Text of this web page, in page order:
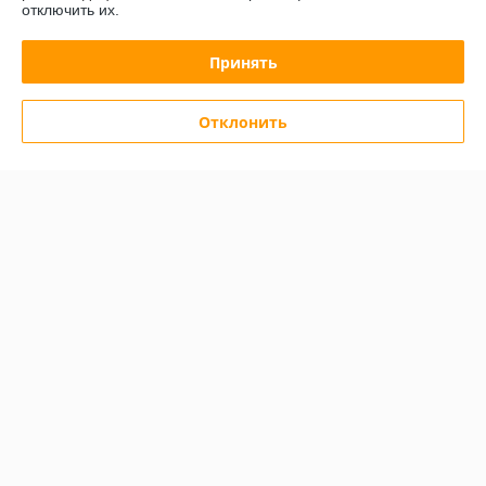
Полная версия сайта
отключить их.
Принять
Отклонить